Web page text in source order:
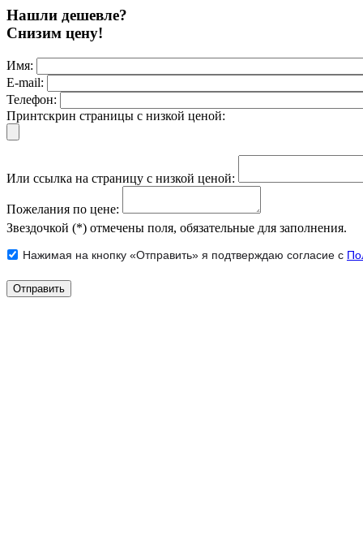
Нашли дешевле?
Снизим цену!
Имя:
E-mail:
Телефон:
Принтскрин страницы с низкой ценой:
Или ссылка на страницу с низкой ценой:
Пожелания по цене:
Звездочкой (*) отмечены поля, обязательные для заполнения.
Нажимая на кнопку «Отправить» я подтверждаю согласие с